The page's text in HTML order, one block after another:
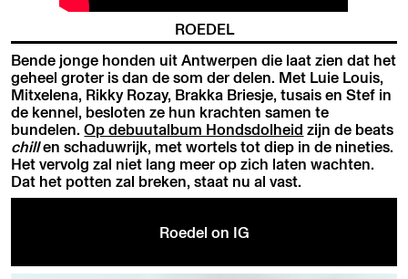
ROEDEL
Bende jonge honden uit Antwerpen die laat zien dat het
geheel groter is dan de som der delen. Met Luie Louis,
Mitxelena, Rikky Rozay, Brakka Briesje, tusais en Stef in
de kennel, besloten ze hun krachten samen te
bundelen.Op debuutalbum Hondsdolheid zijn de beats
chillen schaduwrijk, met wortels tot diep in de nineties.
Het vervolg zal niet lang meer op zich laten wachten.
Dat het potten zal breken, staat nu al vast.
Roedel on IG